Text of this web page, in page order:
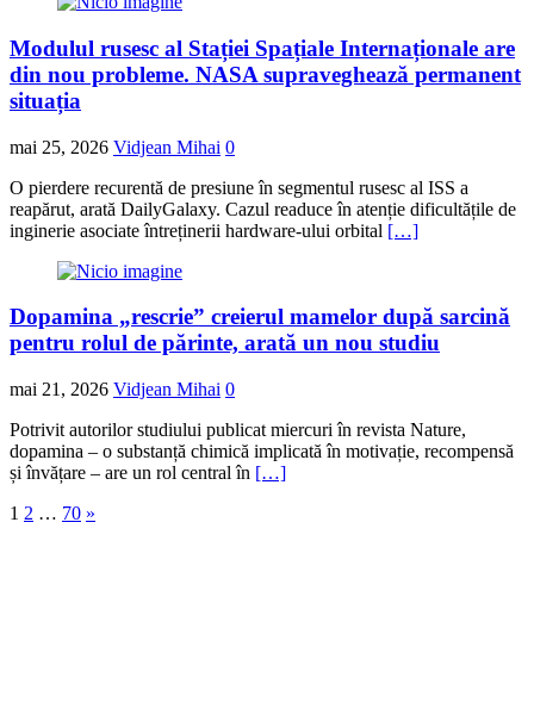
Modulul rusesc al Stației Spațiale Internaționale are
din nou probleme. NASA supraveghează permanent
situația
mai 25, 2026 Vidjean Mihai 0
O pierdere recurentă de presiune în segmentul rusesc al ISS a
reapărut, arată DailyGalaxy. Cazul readuce în atenție dificultățile de
inginerie asociate întreținerii hardware-ului orbital […]
Dopamina „rescrie” creierul mamelor după sarcină
pentru rolul de părinte, arată un nou studiu
mai 21, 2026 Vidjean Mihai 0
Potrivit autorilor studiului publicat miercuri în revista Nature,
dopamina – o substanță chimică implicată în motivație, recompensă
și învățare – are un rol central în […]
Navigare
1 2 … 70 »